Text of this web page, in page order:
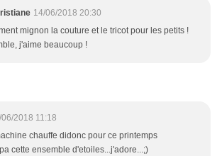
14/06/2018 20:30
mignon la couture et le tricot pour les petits !
j'aime beaucoup !
06/2018 11:18
chauffe didonc pour ce printemps
cette ensemble d'etoiles...j'adore...;)